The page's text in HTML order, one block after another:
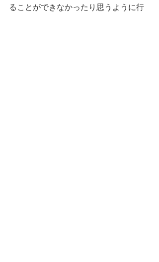
ることができなかったり思うように行